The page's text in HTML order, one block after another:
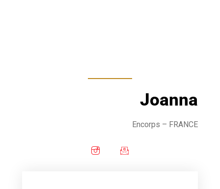
Joanna
Encorps – FRANCE